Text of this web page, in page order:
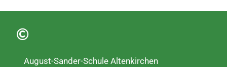
August-Sander-Schule Altenkirchen